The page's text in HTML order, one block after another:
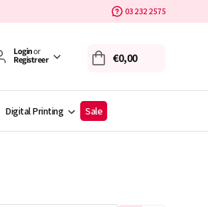
03 232 2575
Loginor
Registreer
€0,00
Digital Printing Sale